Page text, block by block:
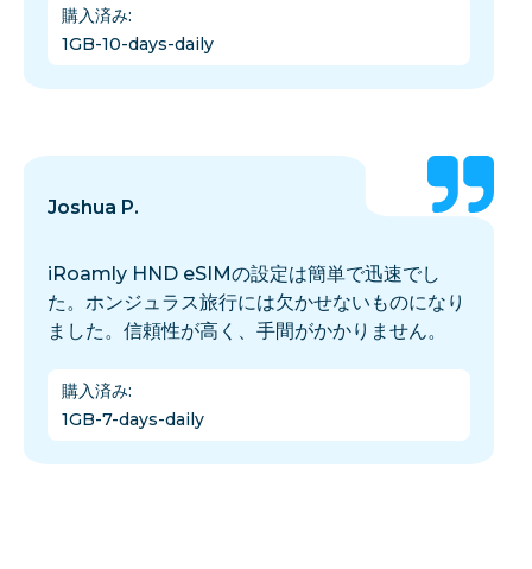
購入済み:
1GB-10-days-daily
Joshua P.
iRoamly HND eSIMの設定は簡単で迅速でし
た。ホンジュラス旅行には欠かせないものになり
ました。信頼性が高く、手間がかかりません。
購入済み:
1GB-7-days-daily